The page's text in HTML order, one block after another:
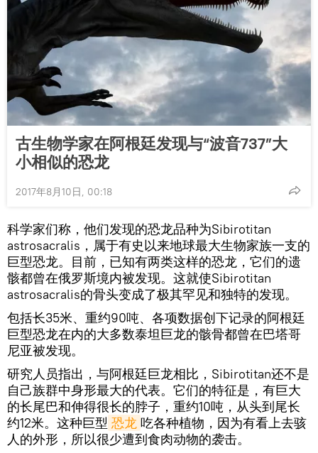
古生物学家在阿根廷发现与“波音737”大
小相似的恐龙
2017年8月10日, 00:18
科学家们称，他们发现的恐龙品种为Sibirotitan
astrosacralis，属于有史以来地球最大生物家族一支的
巨型恐龙。目前，已知有两类这样的恐龙，它们的遗
骸都曾在俄罗斯境内被发现。这就使Sibirotitan
astrosacralis的骨头变成了极其罕见和独特的发现。
包括长35米、重约90吨、各项数据创下记录的阿根廷
巨型恐龙在内的大多数泰坦巨龙的骸骨都曾在巴塔哥
尼亚被发现。
研究人员指出，与阿根廷巨龙相比，Sibirotitan还不是
自己族群中身形最大的代表。它们的特征是，有巨大
的长尾巴和伸得很长的脖子，重约10吨，从头到尾长
约12米。这种巨型 恐龙 吃各种植物，因为有看上去骇
人的外形，所以很少遭到食肉动物的袭击。